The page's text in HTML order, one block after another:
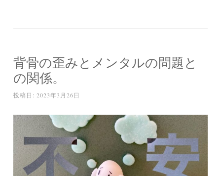
背骨の歪みとメンタルの問題と
の関係。
投稿日: 2023年3月26日